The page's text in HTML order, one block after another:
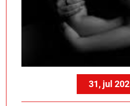
31, jul